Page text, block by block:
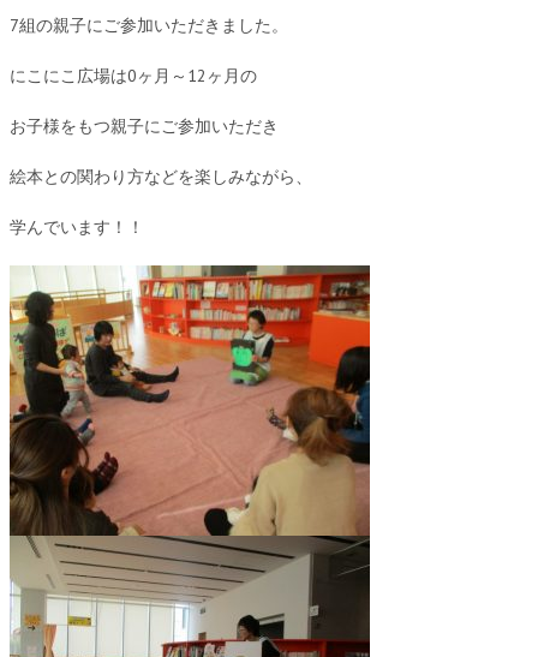
7組の親子にご参加いただきました。
にこにこ広場は0ヶ月～12ヶ月の
お子様をもつ親子にご参加いただき
絵本との関わり方などを楽しみながら、
学んでいます！！